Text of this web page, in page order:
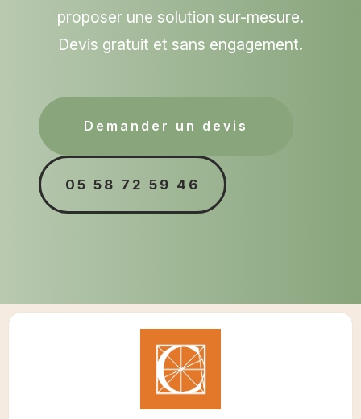
proposer une solution sur-mesure.
Devis gratuit et sans engagement.
Demander un devis
05 58 72 59 46